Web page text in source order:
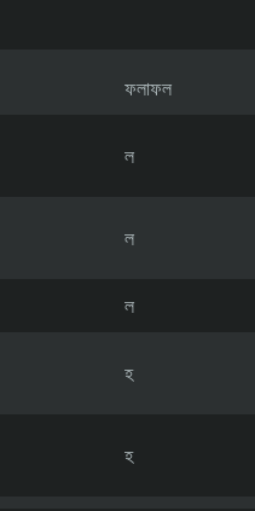
ফলাফল
ল
ল
ল
হ
হ